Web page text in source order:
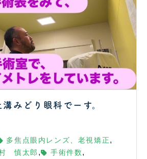
みどり眼科でーす。
多焦点眼内レンズ、老視矯正 ,
慎太郎 , 手術件数 ,